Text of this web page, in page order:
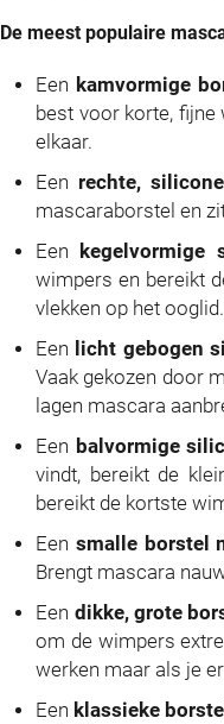
De meest populaire
Een kamvormige
best voor korte, fijne
elkaar.
Een rechte,
mascaraborstel en
Een
kegelvormige
wimpers en bereikt
vlekken op het
Een
licht gebogen
Vaak gekozen door
lagen mascara
Een balvormige
vindt, bereikt de
bereikt de kortste
Een smalle borstel
Brengt mascara
Een dikke, grote
om de wimpers
werken maar als je
Een klassieke